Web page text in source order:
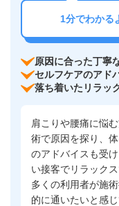
1分でわかる
原因に合った丁寧
セルフケアのアド
落ち着いたリラッ
肩こりや腰痛に悩
術で原因を探り、
のアドバイスも受
い接客でリラック
多くの利用者が施
的に通いたいと感